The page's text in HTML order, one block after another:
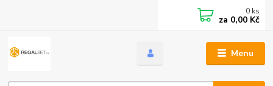
Menu
0 ks
za 0,00 Kč